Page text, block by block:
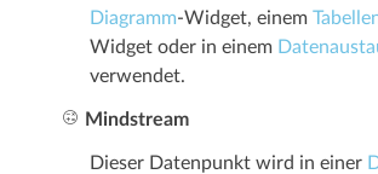
Diagramm-Widget, einem
Widget oder in einem
verwendet.
Mindstream
Dieser Datenpunkt wird in einer